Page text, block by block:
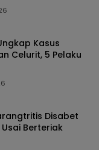
Kasus
Celurit, 5 Pelaku
Disabet
Berteriak